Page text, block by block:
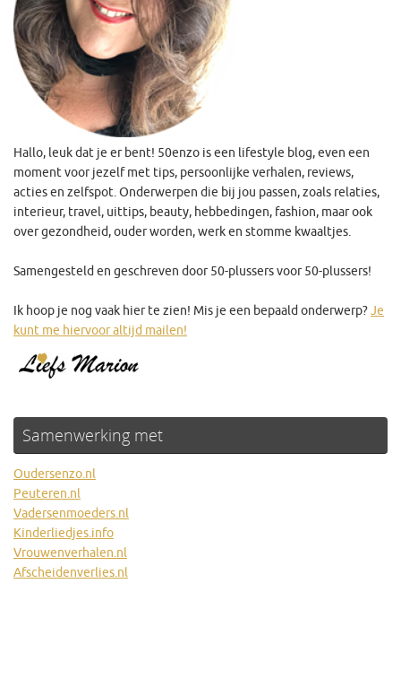
Hallo, leuk dat je er bent! 50enzo is een lifestyle blog, even een
moment voor jezelf met tips, persoonlijke verhalen, reviews,
acties en zelfspot. Onderwerpen die bij jou passen, zoals relaties,
interieur, travel, uittips, beauty, hebbedingen, fashion, maar ook
over gezondheid, ouder worden, werk en stomme kwaaltjes.
Samengesteld en geschreven door 50-plussers voor 50-plussers!
Ik hoop je nog vaak hier te zien! Mis je een bepaald onderwerp?Je
kunt me hiervoor altijd mailen!
Samenwerking met
Oudersenzo.nl
Peuteren.nl
Vadersenmoeders.nl
Kinderliedjes.info
Vrouwenverhalen.nl
Afscheidenverlies.nl